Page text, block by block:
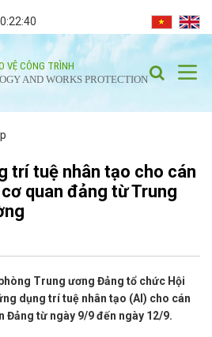
VỆ CÔNG TRÌNH
AND WORKS PROTECTION
trí tuệ nhân tạo cho cán
quan đảng từ Trung
Trung ương Đảng tổ chức Hội
dụng trí tuệ nhân tạo (AI) cho cán
Đảng từ ngày 9/9 đến ngày 12/9.